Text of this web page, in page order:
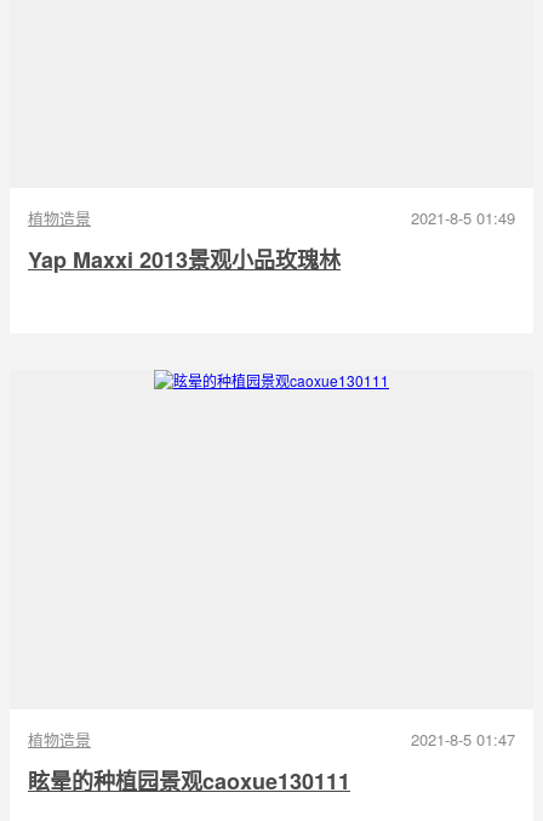
植物造景 2021-8-5 01:49
Yap Maxxi 2013景观小品玫瑰林
植物造景 2021-8-5 01:47
眩晕的种植园景观caoxue130111